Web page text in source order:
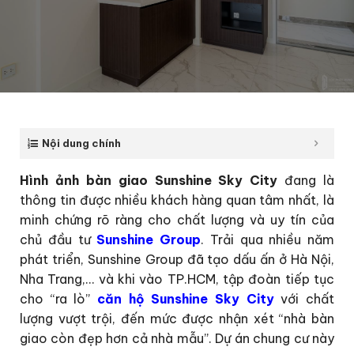
Nội dung chính
Hình ảnh bàn giao Sunshine Sky City đang là
thông tin được nhiều khách hàng quan tâm nhất, là
minh chứng rõ ràng cho chất lượng và uy tín của
chủ đầu tưSunshine Group. Trải qua nhiều năm
phát triển, Sunshine Group đã tạo dấu ấn ở Hà Nội,
Nha Trang,… và khi vào TP.HCM, tập đoàn tiếp tục
cho “ra lò” căn hộ Sunshine Sky Cityvới chất
lượng vượt trội, đến mức được nhận xét “nhà bàn
giao còn đẹp hơn cả nhà mẫu”. Dự án chung cư này